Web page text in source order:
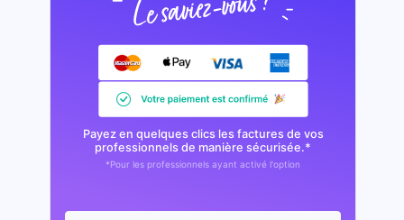
Payez en quelques clics les factures de vos
professionnels de manière sécurisée.*
*Pour les professionnels ayant activé l'option